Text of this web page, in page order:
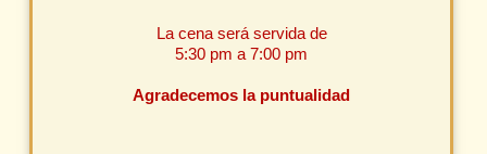
La cena será servida de
5:30 pm a 7:00 pm
Agradecemos la puntualidad